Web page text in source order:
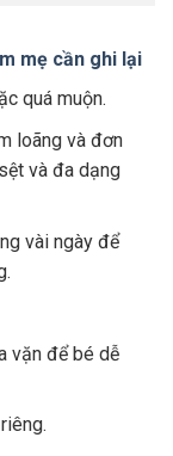
mẹ cần ghi lại
quá muộn.
loãng và đơn
và đa dạng
vài ngày để
vặn để bé dễ